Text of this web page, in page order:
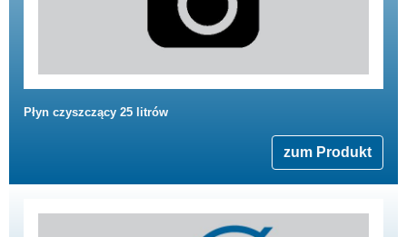
Płyn czyszczący 25 litrów
zum Produkt